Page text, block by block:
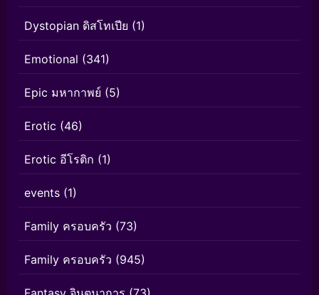
Dystopian ดิสโทเปีย (1)
Emotional (341)
Epic มหากาพย์ (5)
Erotic (46)
Erotic อีโรติก (1)
events (1)
Family ครอบครัว (73)
Family ครอบครัว (945)